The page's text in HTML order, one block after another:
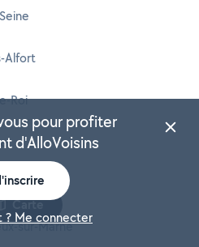
Alfort
Roi
sur-Marne
Carte
pour profiter
d'AlloVoisins
? Me connecter